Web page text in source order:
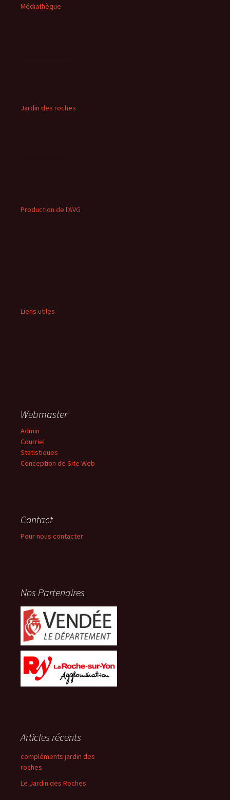
Médiathèque
Jardin des roches
Production de l'AVG
Liens utiles
Webmaster
Admin
Courriel
Statistiques
Conception de Site Web
Contact
Pour nous contacter
Nos Partenaires
Articles récents
compléments jardin des
roches
Le Jardin des Roches